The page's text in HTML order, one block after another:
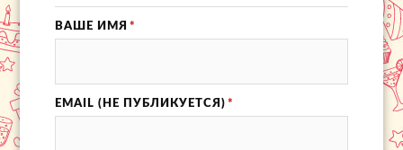
ВАШЕ ИМЯ *
EMAIL (НЕ ПУБЛИКУЕТСЯ) *